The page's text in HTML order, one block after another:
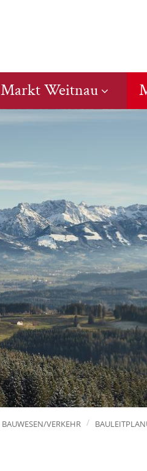
Markt Weitnau
BAUWESEN/VERKEHR